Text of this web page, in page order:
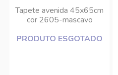
Tapete avenida 45x65cm
cor 2605-mascavo
PRODUTO ESGOTADO